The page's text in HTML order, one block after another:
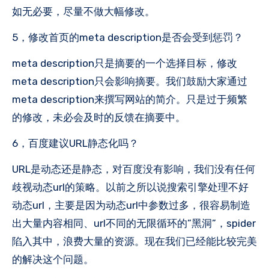
如无必要，尽量不做大幅修改。
5，修改首页的meta description是否会受到惩罚？
meta description只是摘要的一个选择目标，修改
meta description只会影响摘要。我们鼓励大家通过
meta description来撰写网站的简介。只是过于频繁
的修改，未必会及时的反馈在摘要中。
6，百度建议URL静态化吗？
URL是动态还是静态，对百度没有影响，我们没有任何
歧视动态url的策略。以前之所以说搜索引擎处理不好
动态url，主要是因为动态url中参数过多，很容易制造
出大量内容相同、url不同的无限循环的”黑洞”，spider
陷入其中，浪费大量的资源。现在我们已经能比较完美
的解决这个问题。